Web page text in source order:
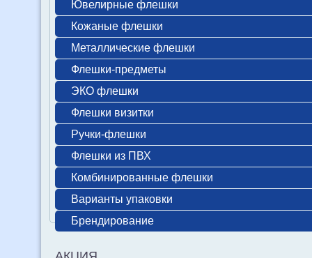
Ювелирные флешки
Кожаные флешки
Металлические флешки
Флешки-предметы
ЭКО флешки
Флешки визитки
Ручки-флешки
Флешки из ПВХ
Комбинированные флешки
Варианты упаковки
Брендирование